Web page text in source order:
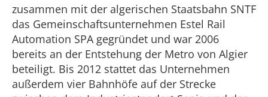
zusammen mit der algerischen Staatsbahn SNTF
das Gemeinschaftsunternehmen Estel Rail
Automation SPA gegründet und war 2006
bereits an der Entstehung der Metro von Algier
beteiligt. Bis 2012 stattet das Unternehmen
außerdem vier Bahnhöfe auf der Strecke